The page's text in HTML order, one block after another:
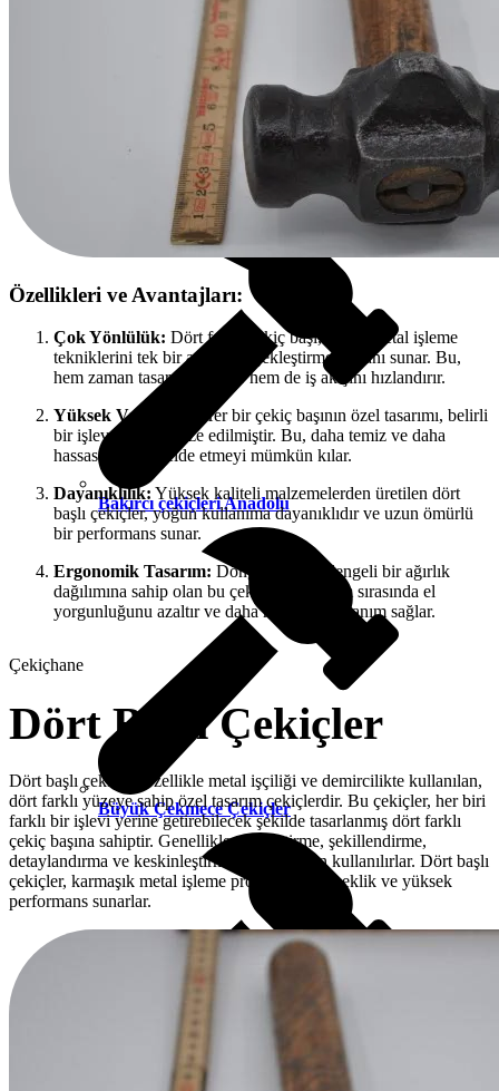
Ayakkabıcı Çekiçleri
Bakırcı çekiçleri Anadolu
Büyük Çekmece Çekiçler
Özellikleri ve Avantajları:
Çok Yönlülük: Dört farklı çekiç başı, çeşitli metal işleme
tekniklerini tek bir araçla gerçekleştirme imkanı sunar. Bu,
hem zaman tasarrufu sağlar hem de iş akışını hızlandırır.
Yüksek Verimlilik:
Her bir çekiç başının özel tasarımı, belirli
bir işlev için optimize edilmiştir. Bu, daha temiz ve daha
hassas sonuçlar elde etmeyi mümkün kılar.
Dayanıklılık: Yüksek kaliteli malzemelerden üretilen dört
başlı çekiçler, yoğun kullanıma dayanıklıdır ve uzun ömürlü
bir performans sunar.
Ergonomik Tasarım: Döngüsel veya dengeli bir ağırlık
dağılımına sahip olan bu çekiçler, kullanım sırasında el
yorgunluğunu azaltır ve daha rahat bir kullanım sağlar.
Çekiçhane
Dört Başlı Çekiçler
Dört başlı çekiçler, özellikle metal işçiliği ve demircilikte kullanılan,
dört farklı yüzeye sahip özel tasarım çekiçlerdir. Bu çekiçler, her biri
farklı bir işlevi yerine getirebilecek şekilde tasarlanmış dört farklı
çekiç başına sahiptir. Genellikle, düzleştirme, şekillendirme,
detaylandırma ve keskinleştirme işlemleri için kullanılırlar. Dört başlı
çekiçler, karmaşık metal işleme projelerinde esneklik ve yüksek
performans sunarlar.